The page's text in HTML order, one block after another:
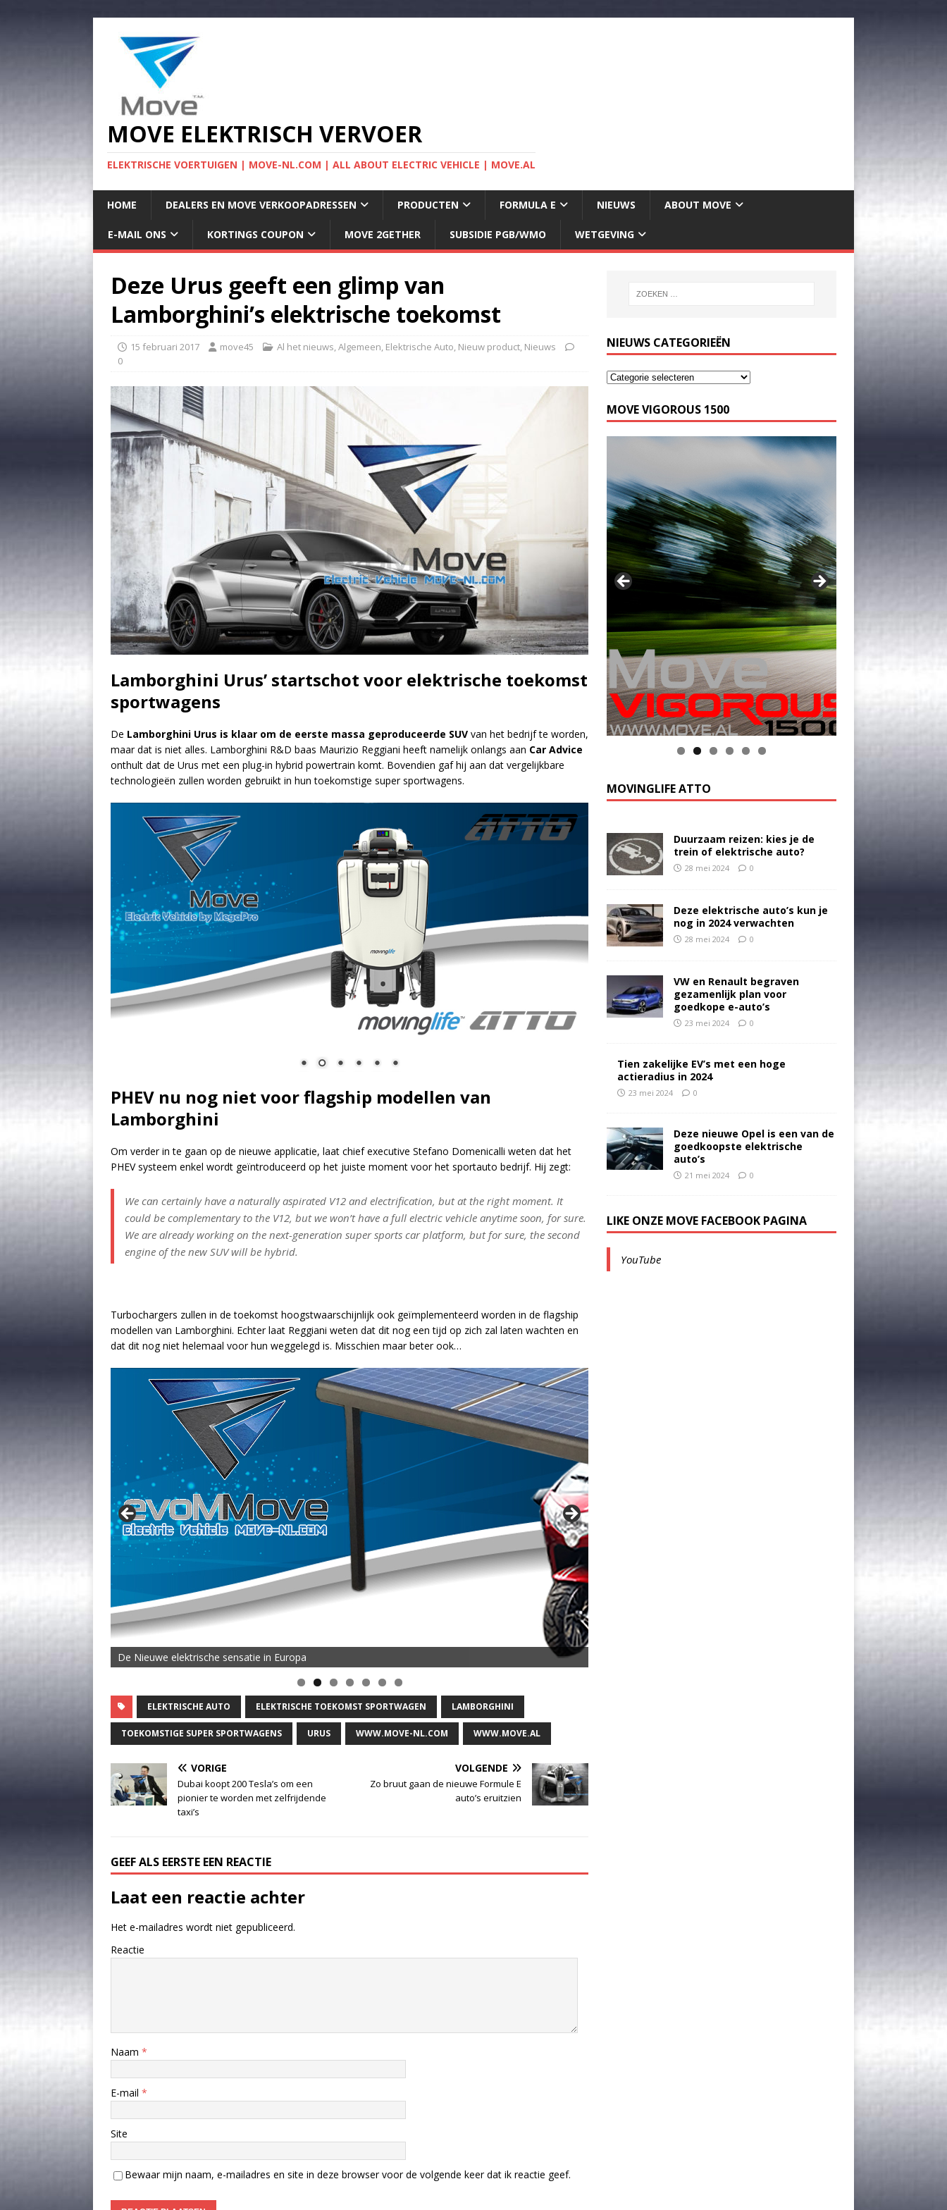
MOVE ELEKTRISCH VERVOER
ELEKTRISCHE VOERTUIGEN | MOVE-NL.COM | ALL ABOUT ELECTRIC VEHICLE | MOVE.AL
HOME DEALERS EN MOVE VERKOOPADRESSEN PRODUCTEN FORMULA E NIEUWS ABOUT MOVE
E-MAIL ONS KORTINGS COUPON MOVE 2GETHER SUBSIDIE PGB/WMO WETGEVING
Deze Urus geeft een glimp van
Lamborghini’s elektrische toekomst
15 februari 2017 move45 Al het nieuws,Algemeen, Elektrische Auto, Nieuw product, Nieuws
0
Lamborghini Urus’ startschot voor elektrische toekomst
sportwagens
De Lamborghini Urus is klaar om de eerste massa geproduceerde SUV van het bedrijf te worden,
maar dat is niet alles. Lamborghini R&D baas Maurizio Reggiani heeft namelijk onlangs aan Car Advice
onthult dat de Urus met een plug-in hybrid powertrain komt. Bovendien gaf hij aan dat vergelijkbare
technologieën zullen worden gebruikt in hun toekomstige super sportwagens.
PHEV nu nog niet voor flagship modellen van
Lamborghini
Om verder in te gaan op de nieuwe applicatie, laat chief executive Stefano Domenicalli weten dat het
PHEV systeem enkel wordt geïntroduceerd op het juiste moment voor het sportauto bedrijf. Hij zegt:
We can certainly have a naturally aspirated V12 and electrification, but at the right moment. It
could be complementary to the V12, but we won’t have a full electric vehicle anytime soon, for sure.
We are already working on the next-generation super sports car platform, but for sure, the second
engine of the new SUV will be hybrid.
Turbochargers zullen in de toekomst hoogstwaarschijnlijk ook geïmplementeerd worden in de flagship
modellen van Lamborghini. Echter laat Reggiani weten dat dit nog een tijd op zich zal laten wachten en
dat dit nog niet helemaal voor hun weggelegd is. Misschien maar beter ook…
De Nieuwe elektrische sensatie in Europa
ELEKTRISCHE AUTO ELEKTRISCHE TOEKOMST SPORTWAGEN LAMBORGHINI
TOEKOMSTIGE SUPER SPORTWAGENS URUS WWW.MOVE-NL.COM WWW.MOVE.AL
VORIGE
Dubai koopt 200 Tesla’s om een
pionier te worden met zelfrijdende
taxi’s
VOLGENDE
Zo bruut gaan de nieuwe Formule E
auto’s eruitzien
GEEF ALS EERSTE EEN REACTIE
Laat een reactie achter
Het e-mailadres wordt niet gepubliceerd.
Reactie
Naam *
E-mail *
Site
Bewaar mijn naam, e-mailadres en site in deze browser voor de volgende keer dat ik reactie geef.
NIEUWS CATEGORIEËN
MOVE VIGOROUS 1500
MOVINGLIFE ATTO
Duurzaam reizen: kies je de
trein of elektrische auto?
28 mei 2024 0
Deze elektrische auto’s kun je
nog in 2024 verwachten
28 mei 2024 0
VW en Renault begraven
gezamenlijk plan voor
goedkope e-auto’s
23 mei 2024 0
Tien zakelijke EV’s met een hoge
actieradius in 2024
23 mei 2024 0
Deze nieuwe Opel is een van de
goedkoopste elektrische
auto’s
21 mei 2024 0
LIKE ONZE MOVE FACEBOOK PAGINA
YouTube